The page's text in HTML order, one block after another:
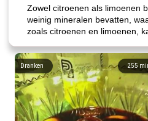
Zowel citroenen als limoenen
weinig mineralen bevatten,
zoals citroenen en limoenen,
255
Dranken